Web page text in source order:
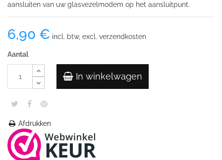
aansluiten van uw glasvezelmodem op het aansluitpunt.
6,90 € incl. btw, excl. verzendkosten
Aantal
In winkelwagen
Afdrukken